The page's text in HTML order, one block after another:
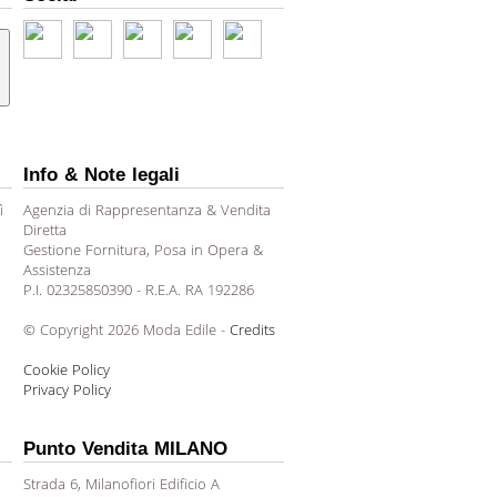
Info & Note legali
Agenzia di Rappresentanza & Vendita
Diretta
Gestione Fornitura, Posa in Opera &
Assistenza
P.I. 02325850390 - R.E.A. RA 192286
© Copyright 2026 Moda Edile - Credits
Cookie Policy
Privacy Policy
Punto Vendita MILANO
Strada 6, Milanofiori Edificio A